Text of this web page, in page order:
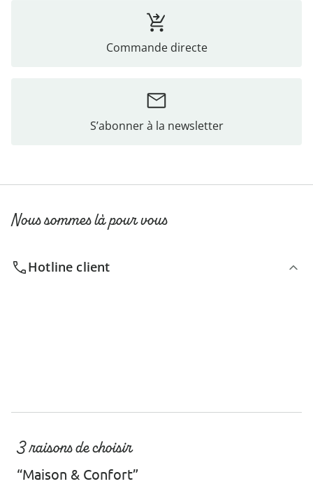
Commande directe
S’abonner à la newsletter
Nous sommes là pour vous
Hotline client
3 raisons de choisir
“Maison & Confort”